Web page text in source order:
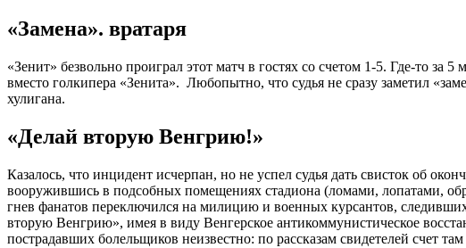
«Замена». вратаря
«Зенит» безвольно проиграл этот матч в гостях со счетом 1-5. Где-то
вместо голкипера «Зенита». Любопытно, что судья не сразу заметил
хулигана.
«Делай вторую Венгрию!»
Казалось, что инцидент исчерпан, но не успел судья дать свисток об
вооружившись в подсобных помещениях стадиона (ломами, лопатами,
гнев фанатов переключился на милицию и военных курсантов,
вторую Венгрию», имея в виду Венгерское антикоммунистическое
пострадавших болельщиков неизвестно: по рассказам свидетелей счет